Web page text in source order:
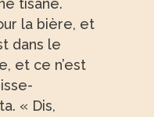
tisane.
la bière, et
dans le
et ce n’est
« Dis,